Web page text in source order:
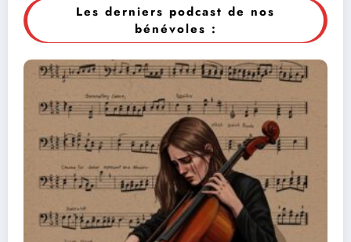
Les derniers podcast de nos
bénévoles :